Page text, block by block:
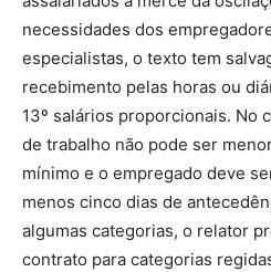
necessidades dos
especialistas, o texto tem
recebimento pelas horas ou
13º salários proporcionais. No
de trabalho não pode ser
mínimo e o empregado deve
menos cinco dias de
algumas categorias, o relator
contrato para categorias